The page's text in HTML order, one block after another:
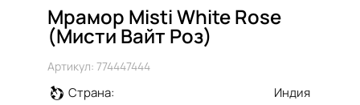
Мрамор Misti White Rose
(Мисти Вайт Роз)
Страна:
Индия
Артикул: 774447444